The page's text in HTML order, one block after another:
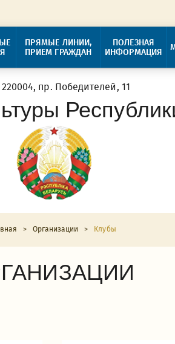
ПРЯМЫЕ ЛИНИИ,
ПРИЕМ ГРАЖДАН
ПОЛЕЗНАЯ
ИНФОРМАЦИЯ
220004, пр. Победителей, 11
> Организации > Клубы